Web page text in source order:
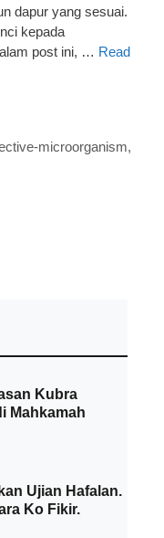
dapur yang sesuai.
kepada
post ini, … Read
microorganism,
Kubra
Mahkamah
Ujian Hafalan.
Ko Fikir.